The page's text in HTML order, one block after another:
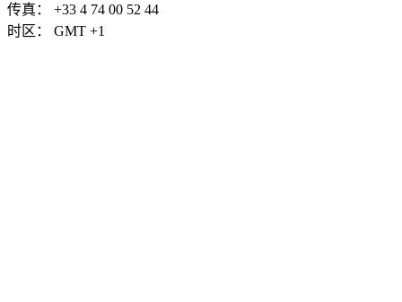
传真： +33 4 74 00 52 44
时区： GMT +1